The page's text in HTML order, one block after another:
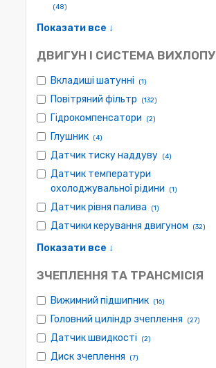
(48)
Показати все ↓
ДВИГУН І СИСТЕМА ВИХЛОПУ
Вкладиші шатунні (1)
Повітряний фільтр (132)
Гідрокомпенсатори (2)
Глушник (4)
Датчик тиску наддуву (4)
Датчик температури
охолоджувальної рідини
(1)
Датчик рівня палива (1)
Датчики керування двигуном (32)
Показати все ↓
ЗЧЕПЛЕННЯ ТА ТРАНСМІСІЯ
Вижимний підшипник (16)
Головний циліндр зчеплення (27)
Датчик швидкості (2)
Диск зчеплення (7)